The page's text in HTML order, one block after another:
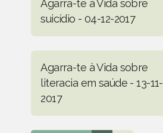
Agarra-te à Vida sobre
suicídio - 04-12-2017
Agarra-te à Vida sobre
literacia em saúde - 13-11-
2017